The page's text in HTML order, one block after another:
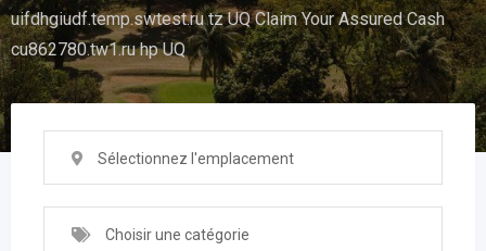
uifdhgiudf.temp.swtest.ru tz UQ Claim Your Assured Cash
cu862780.tw1.ru hp UQ
Sélectionnez l'emplacement
Choisir une catégorie